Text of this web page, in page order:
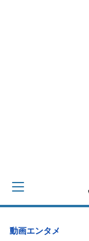
動画エンタメ